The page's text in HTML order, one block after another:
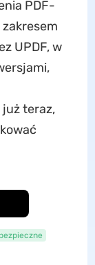
PDF-
UPDF, w
teraz,